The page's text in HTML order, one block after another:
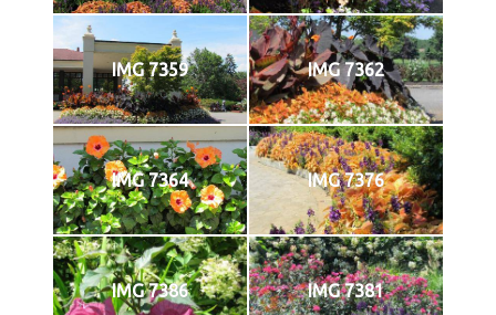
IMG 7359 IMG 7362
IMG 7364 IMG 7376
IMG 7386 IMG 7381